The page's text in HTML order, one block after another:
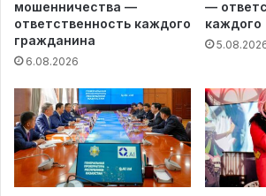
мошенничества —
ответственность каждого
гражданина
6.08.2026
—
каждого